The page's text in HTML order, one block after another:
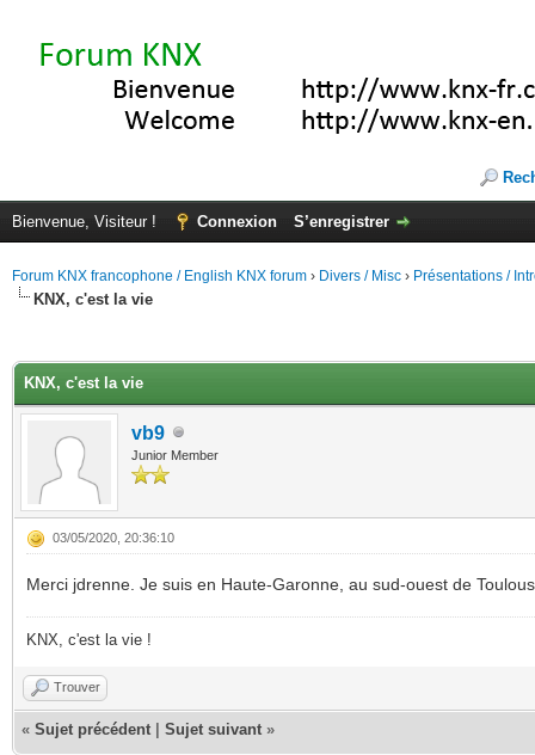
Bienvenue, Visiteur ! Connexion S’enregistrer
Forum KNX francophone / English KNX forum › Divers / Misc › Présentations /
KNX, c'est la vie
KNX, c'est la vie
vb9
Junior Member
03/05/2020, 20:36:10
Merci jdrenne. Je suis en Haute-Garonne, au sud-ouest de
KNX, c'est la vie !
Trouver
« Sujet précédent Sujet suivant »